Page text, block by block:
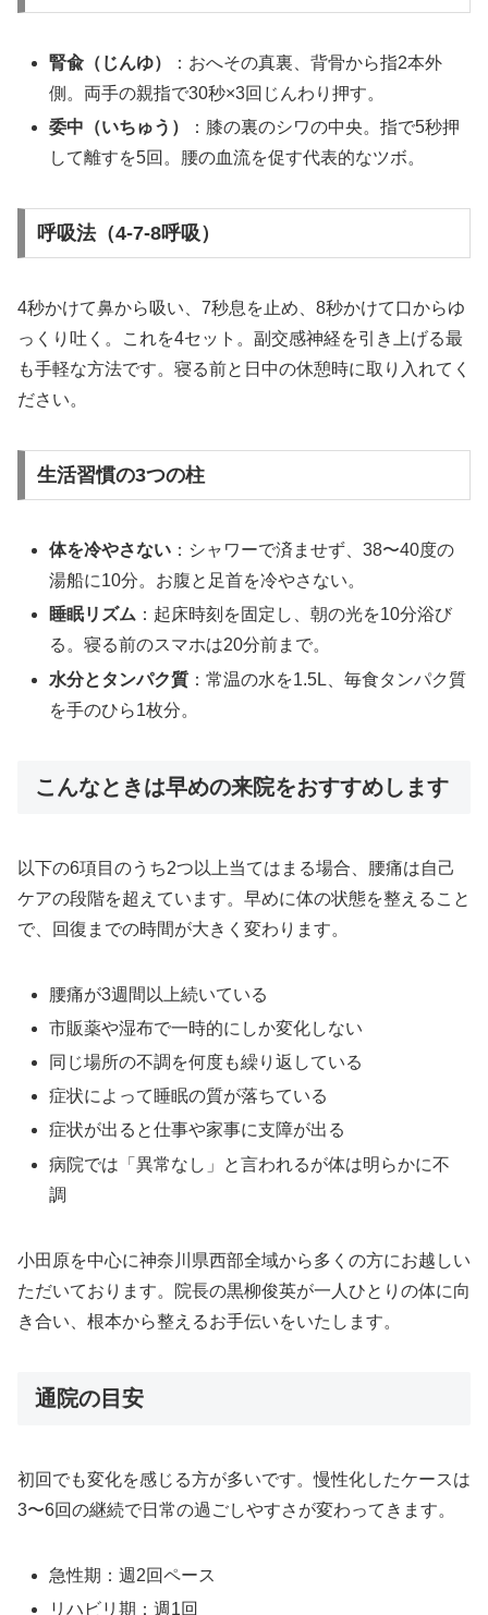
腎兪（じんゆ）
：おへその真裏、背骨から指2本外
側。両手の親指で30秒×3回じんわり押す。
委中（いちゅう）
：膝の裏のシワの中央。指で5秒押
して離すを5回。腰の血流を促す代表的なツボ。
呼吸法（4-7-8呼吸）
4秒かけて鼻から吸い、7秒息を止め、8秒かけて口からゆ
っくり吐く。これを4セット。副交感神経を引き上げる最
も手軽な方法です。寝る前と日中の休憩時に取り入れてく
ださい。
生活習慣の3つの柱
体を冷やさない ：シャワーで済ませず、38〜40度の
湯船に10分。お腹と足首を冷やさない。
睡眠リズム ：起床時刻を固定し、朝の光を10分浴び
る。寝る前のスマホは20分前まで。
水分とタンパク質 ：常温の水を1.5L、毎食タンパク質
を手のひら1枚分。
こんなときは早めの来院をおすすめします
以下の6項目のうち2つ以上当てはまる場合、腰痛は自己
ケアの段階を超えています。早めに体の状態を整えること
で、回復までの時間が大きく変わります。
腰痛が3週間以上続いている
市販薬や湿布で一時的にしか変化しない
同じ場所の不調を何度も繰り返している
症状によって睡眠の質が落ちている
症状が出ると仕事や家事に支障が出る
病院では「異常なし」と言われるが体は明らかに不
調
小田原を中心に神奈川県西部全域から多くの方にお越しい
ただいております。院長の黒柳俊英が一人ひとりの体に向
き合い、根本から整えるお手伝いをいたします。
通院の目安
初回でも変化を感じる方が多いです。慢性化したケースは
3〜6回の継続で日常の過ごしやすさが変わってきます。
急性期：週2回ペース
リハビリ期：週1回